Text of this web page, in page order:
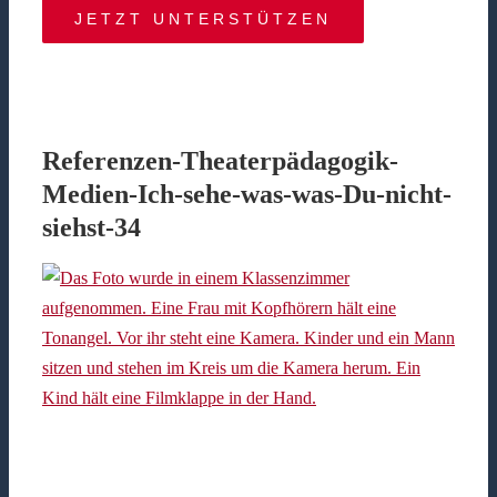
JETZT UNTERSTÜTZEN
Referenzen-Theaterpädagogik-
Medien-Ich-sehe-was-was-Du-nicht-
siehst-34